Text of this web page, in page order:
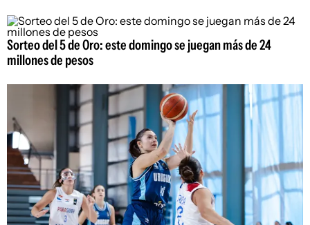
Sorteo del 5 de Oro: este domingo se juegan más de 24
millones de pesos